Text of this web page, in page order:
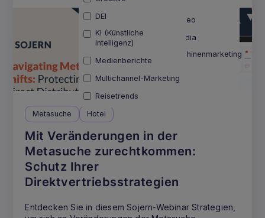
Native Video
Social Media
Suchmaschinenmarketing
(SEM)
Video
DEI
KI (Künstliche
Intelligenz)
Medienberichte
Multichannel-Marketing
Reisetrends
Metasuche Hotel
Mit Veränderungen in der
Metasuche zurechtkommen:
Schutz Ihrer
Direktvertriebsstrategien
Entdecken Sie in diesem Sojern-Webinar Strategien,